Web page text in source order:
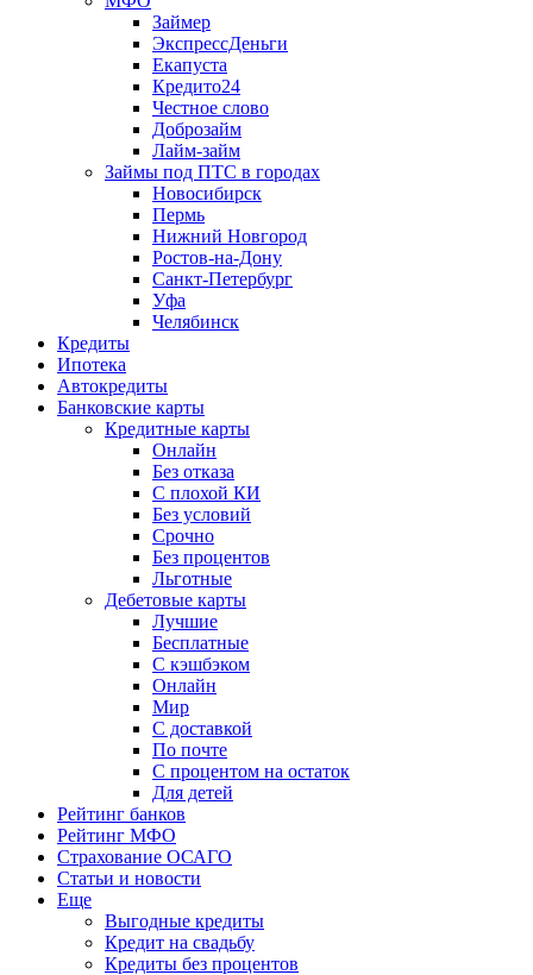
Займер
ЭкспрессДеньги
Екапуста
Кредито24
Честное слово
Доброзайм
Лайм-займ
Займы под ПТС в городах
Новосибирск
Пермь
Нижний Новгород
Ростов-на-Дону
Санкт-Петербург
Уфа
Челябинск
Кредиты
Ипотека
Автокредиты
Банковские карты
Кредитные карты
Онлайн
Без отказа
С плохой КИ
Без условий
Срочно
Без процентов
Льготные
Дебетовые карты
Лучшие
Бесплатные
С кэшбэком
Онлайн
Мир
С доставкой
По почте
С процентом на остаток
Для детей
Рейтинг банков
Рейтинг МФО
Страхование ОСАГО
Статьи и новости
Еще
Выгодные кредиты
Кредит на свадьбу
Кредиты без процентов